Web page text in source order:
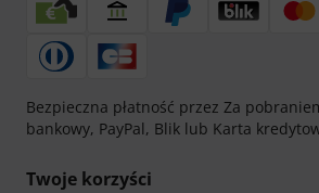
Bezpieczna płatność przez Za
bankowy, PayPal, Blik lub Karta
Twoje korzyści